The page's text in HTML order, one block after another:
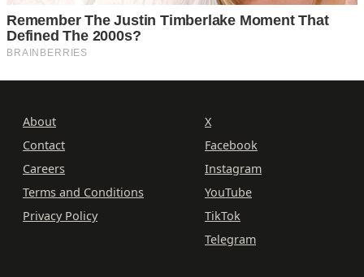
About
Contact
Careers
Terms and Conditions
Privacy Policy
X
Facebook
Instagram
YouTube
TikTok
Telegram